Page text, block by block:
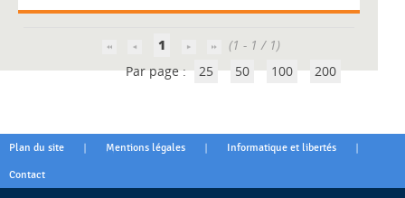
1
(1 - 1 / 1)
Par page : 25 50 100 200
Plan du site | Mentions légales | Informatique et libertés |
Contact